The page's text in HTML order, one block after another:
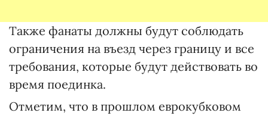
Также фанаты должны будут соблюдать
ограничения на въезд через границу и все
требования, которые будут действовать во
время поединка.
Отметим, что в прошлом еврокубковом